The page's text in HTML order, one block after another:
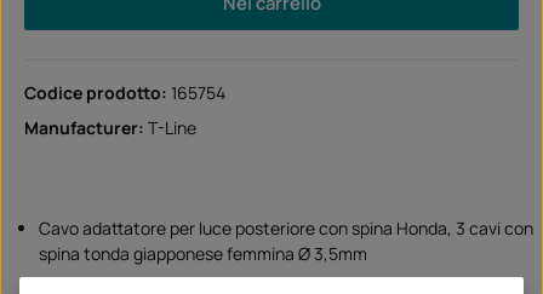
Codice prodotto: 165754
Manufacturer: T-Line
Cavo adattatore per luce posteriore con spina Honda, 3 cavi con
spina tonda giapponese femmina Ø 3,5mm